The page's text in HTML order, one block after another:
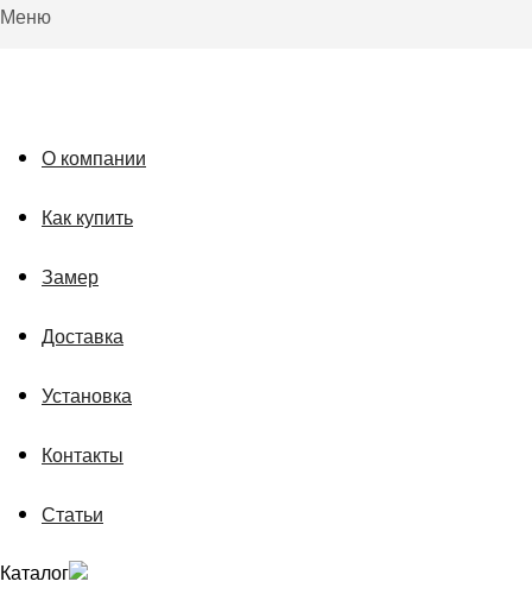
Меню
О компании
Как купить
Замер
Доставка
Установка
Контакты
Статьи
Каталог